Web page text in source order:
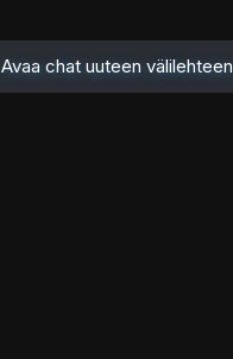
Avaa chat uuteen välilehteen